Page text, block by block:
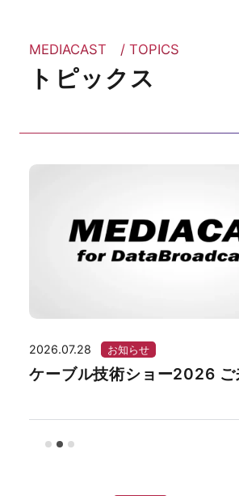
MEDIACAST / TOPICS
トピックス
2026.07.28 お知らせ
ケーブル技術ショー2026 ご